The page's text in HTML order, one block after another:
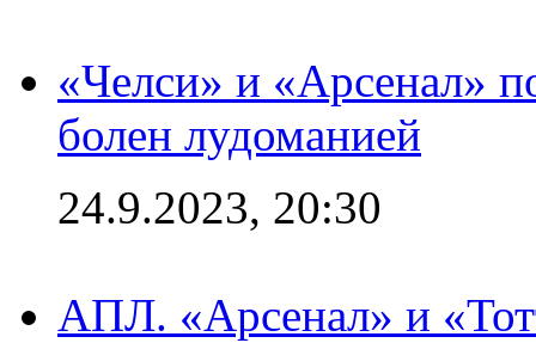
«Челси» и «Арсенал»
болен лудоманией
24.9.2023, 20:30
АПЛ. «Арсенал» и